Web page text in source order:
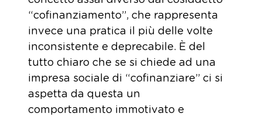
“cofinanziamento”, che rappresenta
invece una pratica il più delle volte
inconsistente e deprecabile. È del
tutto chiaro che se si chiede ad una
impresa sociale di “cofinanziare” ci si
aspetta da questa un
comportamento immotivato e